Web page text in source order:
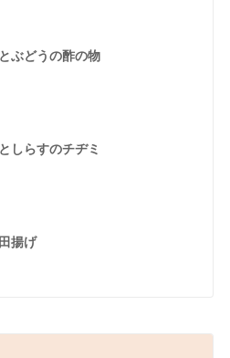
ぶどうの酢の物
しらすのチヂミ
揚げ